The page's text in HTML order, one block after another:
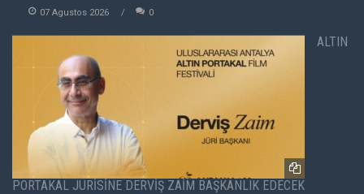
07 Agustos 2026 0
ALTIN
PORTAKAL JÜRİSİNE DERVİŞ ZAİM BAŞKANLIK EDECEK